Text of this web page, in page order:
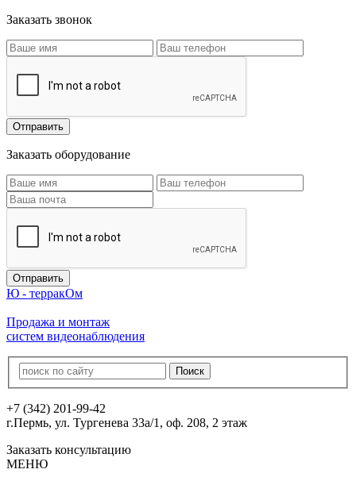
Заказать звонок
Заказать оборудование
Ю - терракОм
Продажа и монтаж
систем видеонаблюдения
+7 (342) 201-99-42
г.Пермь, ул. Тургенева 33а/1, оф. 208, 2 этаж
Заказать консультацию
МЕНЮ